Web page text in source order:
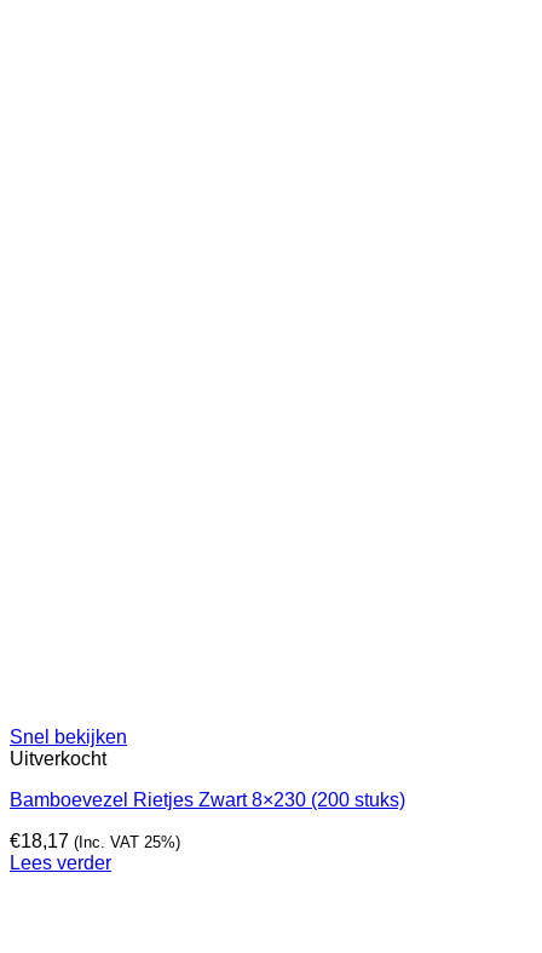
Snel bekijken
Uitverkocht
Bamboevezel Rietjes Zwart 8×230 (200 stuks)
€18,17 (Inc. VAT 25%)
Lees verder